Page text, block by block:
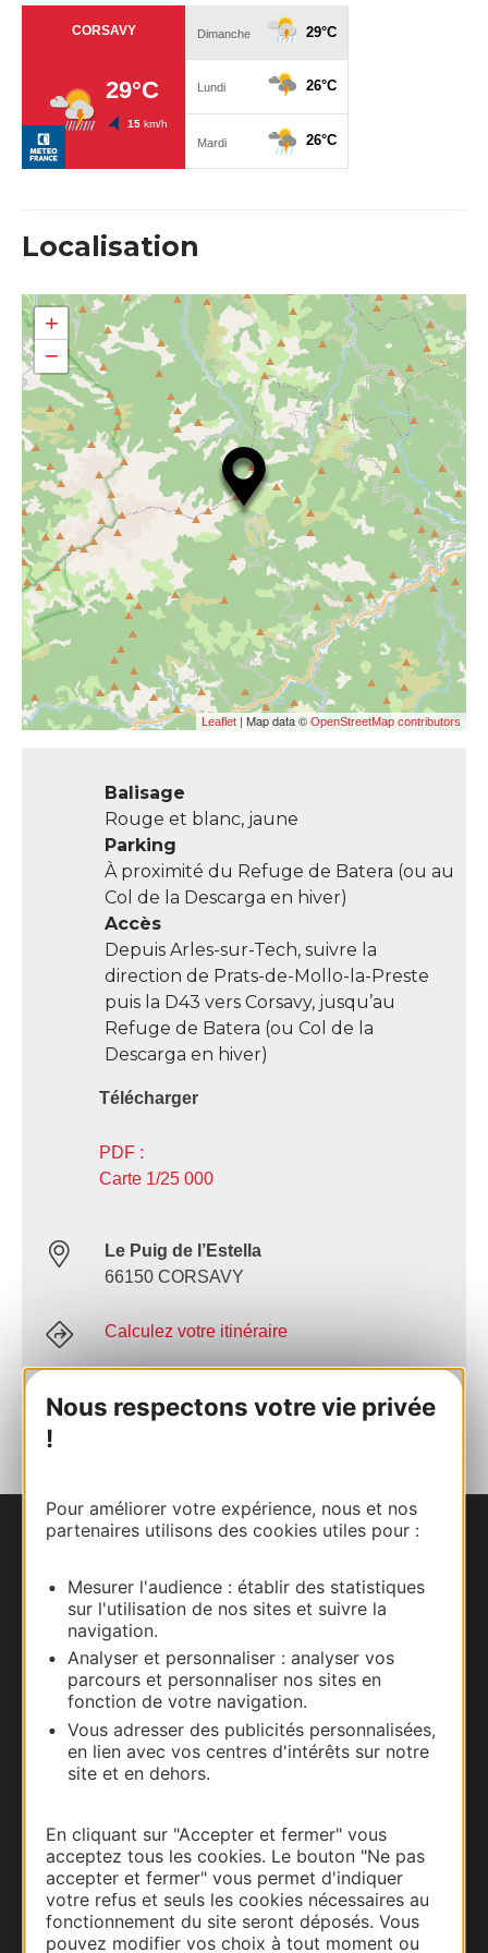
Nous respectons votre vie privée
!
Pour améliorer votre expérience, nous et nos
partenaires utilisons des cookies utiles pour :
Mesurer l'audience : établir des statistiques
sur l'utilisation de nos sites et suivre la
navigation.
Analyser et personnaliser : analyser vos
parcours et personnaliser nos sites en
fonction de votre navigation.
Vous adresser des publicités personnalisées,
en lien avec vos centres d'intérêts sur notre
site et en dehors.
En cliquant sur "Accepter et fermer" vous
acceptez tous les cookies. Le bouton "Ne pas
accepter et fermer" vous permet d'indiquer
votre refus et seuls les cookies nécessaires au
fonctionnement du site seront déposés. Vous
pouvez modifier vos choix à tout moment ou
Localisation
+
−
Leaflet | Map data © OpenStreetMap contributors
Balisage
Rouge et blanc, jaune
Parking
À proximité du Refuge de Batera (ou au
Col de la Descarga en hiver)
Accès
Depuis Arles-sur-Tech, suivre la
direction de Prats-de-Mollo-la-Preste
puis la D43 vers Corsavy, jusqu’au
Refuge de Batera (ou Col de la
Descarga en hiver)
Télécharger
PDF :
Carte 1/25 000
Le Puig de l’Estella
66150 CORSAVY
Calculez votre itinéraire
AU CARNET
Carte interactive
Documentation
Thermalisme